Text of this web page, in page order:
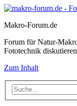
Makro-Forum.de
Forum für Natur-
Fototechnik
Zum Inhalt